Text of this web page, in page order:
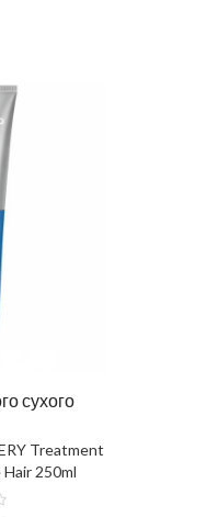
сухого
Treatment
250ml